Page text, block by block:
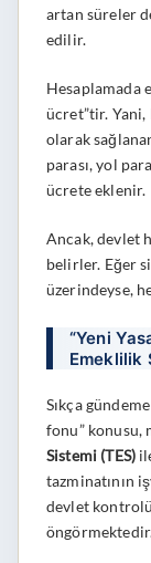
artan süreler
edilir.
Hesaplamada
ücret”tir. Yani,
olarak
parası, yol
ücrete eklenir.
Ancak, devlet
belirler. Eğer
üzerindeyse,
“Yeni
Emeklilik
Sıkça
fonu” konusu,
Sistemi (TES)
tazminatının
devlet